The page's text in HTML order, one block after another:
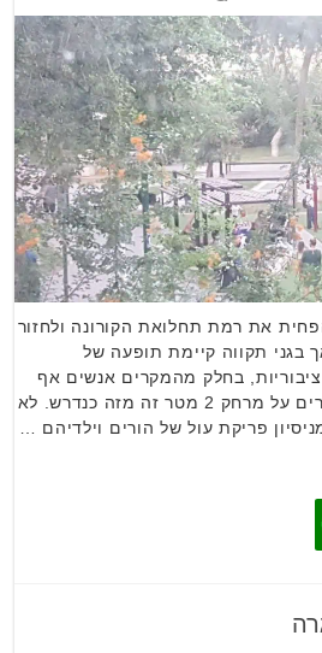
את רמת תחלואת הקורונה ולחזור
תקווה קיימת תופעה של
ציבוריות, בחלק מהמקרים אנשים אף
לא עוטים מסכות ולא שומרים על מרחק 2 מטר זה מזה כנדרש. לא
פריקת עול של הורים וילדיהם …